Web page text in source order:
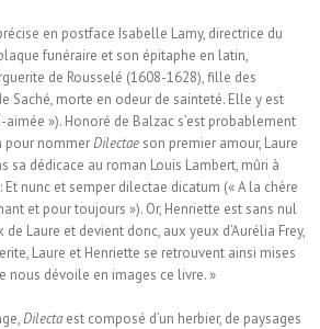
en postface Isabelle Lamy, directrice du
funéraire et son épitaphe en latin,
de Rousselé (1608-1628), fille des
Saché, morte en odeur de sainteté. Elle y est
aimée »). Honoré de Balzac s’est probablement
pour nommerDilectae son premier amour, Laure
sa dédicace au roman Louis Lambert, mûri à
Et nunc et semper dilectae dicatum (« A la chère
et pour toujours »). Or, Henriette est sans nul
Laure et devient donc, aux yeux d’Aurélia Frey,
Laure et Henriette se retrouvent ainsi mises
nous dévoile en images ce livre. »
Dilecta est composé d’un herbier, de paysages